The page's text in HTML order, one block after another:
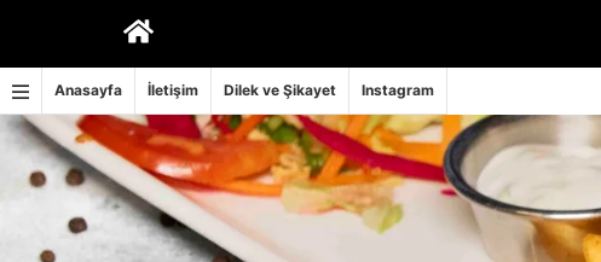
Anasayfa İletişim Dilek ve Şikayet Instagram